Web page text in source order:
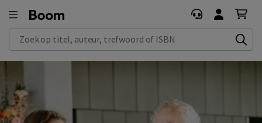
Zoek op titel, auteur, trefwoord of ISBN